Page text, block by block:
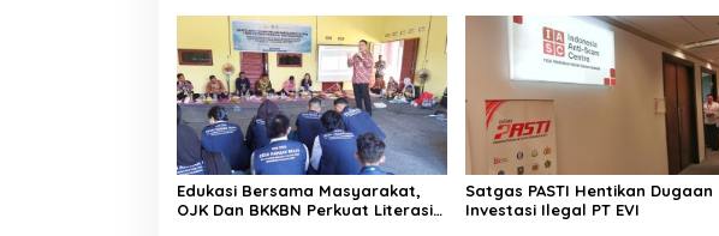
Edukasi Bersama Masyarakat,
OJK Dan BKKBN Perkuat Literasi
Satgas PASTI Hentikan Dugaan
Investasi Ilegal PT EVI